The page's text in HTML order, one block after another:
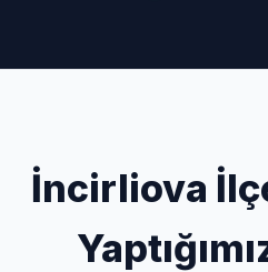
İncirliova